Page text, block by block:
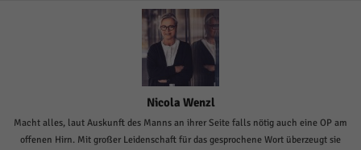
Nicola Wenzl
Macht alles, laut Auskunft des Manns an ihrer Seite falls nötig auch eine OP am
offenen Hirn. Mit großer Leidenschaft für das gesprochene Wort überzeugt sie